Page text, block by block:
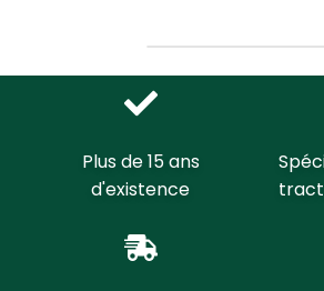
Plus de 15 ans
d'existence